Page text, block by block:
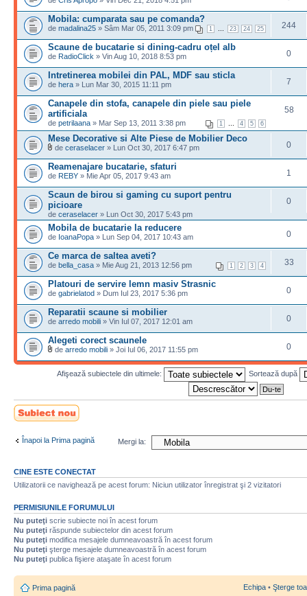
Mobila: cumparata sau pe comanda?
1 23 24 25
de madalina25 » Sâm Mar 05, 2011 3:09 pm 244
Scaune de bucatarie si dining-cadru oțel alb
de RadioClick » Vin Aug 10, 2018 8:53 pm 0
Intretinerea mobilei din PAL, MDF sau sticla
de hera » Lun Mar 30, 2015 11:11 pm 7
Canapele din stofa, canapele din piele sau piele
artificiala
1 4 5 6
de petrilaana » Mar Sep 13, 2011 3:38 pm
58
Mese Decorative si Alte Piese de Mobilier Deco
de ceraselacer » Lun Oct 30, 2017 6:47 pm 0
Reamenajare bucatarie, sfaturi
de REBY » Mie Apr 05, 2017 9:43 am 1
Scaun de birou si gaming cu suport pentru
picioare
de ceraselacer » Lun Oct 30, 2017 5:43 pm
0
Mobila de bucatarie la reducere
de IoanaPopa » Lun Sep 04, 2017 10:43 am 0
Ce marca de saltea aveti?
1 2 3 4
de bella_casa » Mie Aug 21, 2013 12:56 pm 33
Platouri de servire lemn masiv Strasnic
de gabrielatod » Dum Iul 23, 2017 5:36 pm 0
Reparatii scaune si mobilier
de arredo mobili » Vin Iul 07, 2017 12:01 am 0
Alegeti corect scaunele
de arredo mobili » Joi Iul 06, 2017 11:55 pm 0
Afişează subiectele din ultimele: Sortează după
Scrie un subiect
nou
Înapoi la Prima pagină Mergi la:
CINE ESTE CONECTAT
Utilizatorii ce navighează pe acest forum: Niciun utilizator înregistrat şi 2 vizitatori
PERMISIUNILE FORUMULUI
Nu puteţi scrie subiecte noi în acest forum
Nu puteţi răspunde subiectelor din acest forum
Nu puteţi modifica mesajele dumneavoastră în acest forum
Nu puteţi şterge mesajele dumneavoastră în acest forum
Nu puteţi publica fişiere ataşate în acest forum
Prima pagină Echipa • Şterge